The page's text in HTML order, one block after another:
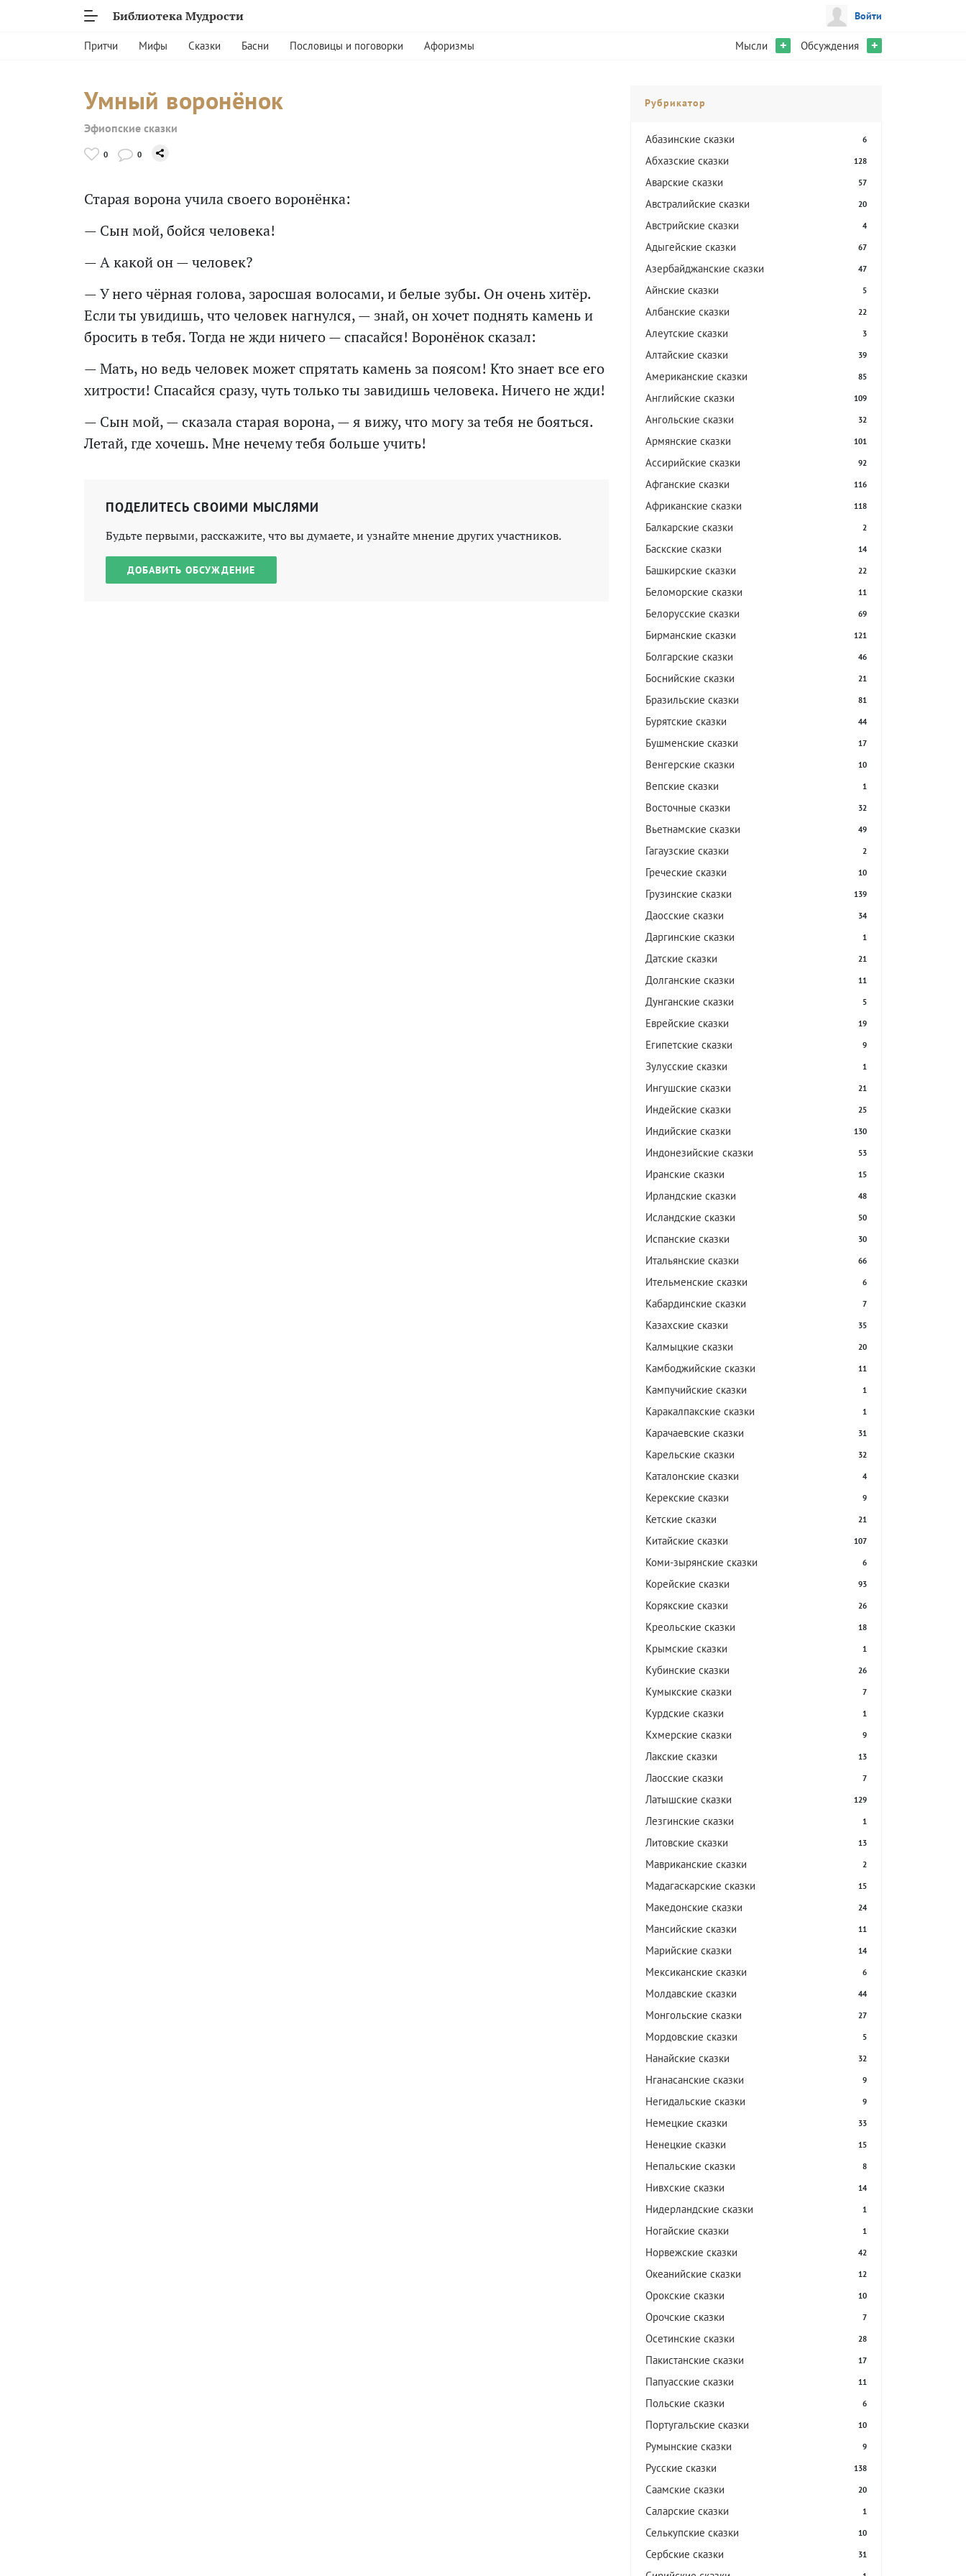
Библиотека Мудрости Войти
Притчи Мифы Сказки Басни Пословицы и поговорки Афоризмы Мысли + Обсуждения +
Умный воронёнок
Эфиопские сказки
0 0
Старая ворона учила своего воронёнка:
— Сын мой, бойся человека!
— А какой он — человек?
— У него чёрная голова, заросшая волосами, и белые зубы. Он очень хитёр.
Если ты увидишь, что человек нагнулся, — знай, он хочет поднять камень и
бросить в тебя. Тогда не жди ничего — спасайся! Воронёнок сказал:
— Мать, но ведь человек может спрятать камень за поясом! Кто знает все его
хитрости! Спасайся сразу, чуть только ты завидишь человека. Ничего не жди!
— Сын мой, — сказала старая ворона, — я вижу, что могу за тебя не бояться.
Летай, где хочешь. Мне нечему тебя больше учить!
ПОДЕЛИТЕСЬ СВОИМИ МЫСЛЯМИ
Будьте первыми, расскажите, что вы думаете, и узнайте мнение других участников.
ДОБАВИТЬ ОБСУЖДЕНИЕ
Рубрикатор
Абазинские сказки 6
Абхазские сказки 128
Аварские сказки 57
Австралийские сказки 20
Австрийские сказки 4
Адыгейские сказки 67
Азербайджанские сказки 47
Айнские сказки 5
Албанские сказки 22
Алеутские сказки 3
Алтайские сказки 39
Американские сказки 85
Английские сказки 109
Ангольские сказки 32
Армянские сказки 101
Ассирийские сказки 92
Афганские сказки 116
Африканские сказки 118
Балкарские сказки 2
Баскские сказки 14
Башкирские сказки 22
Беломорские сказки 11
Белорусские сказки 69
Бирманские сказки 121
Болгарские сказки 46
Боснийские сказки 21
Бразильские сказки 81
Бурятские сказки 44
Бушменские сказки 17
Венгерские сказки 10
Вепские сказки 1
Восточные сказки 32
Вьетнамские сказки 49
Гагаузские сказки 2
Греческие сказки 10
Грузинские сказки 139
Даосские сказки 34
Даргинские сказки 1
Датские сказки 21
Долганские сказки 11
Дунганские сказки 5
Еврейские сказки 19
Египетские сказки 9
Зулусские сказки 1
Ингушские сказки 21
Индейские сказки 25
Индийские сказки 130
Индонезийские сказки 53
Иранские сказки 15
Ирландские сказки 48
Исландские сказки 50
Испанские сказки 30
Итальянские сказки 66
Ительменские сказки 6
Кабардинские сказки 7
Казахские сказки 35
Калмыцкие сказки 20
Камбоджийские сказки 11
Кампучийские сказки 1
Каракалпакские сказки 1
Карачаевские сказки 31
Карельские сказки 32
Каталонские сказки 4
Керекские сказки 9
Кетские сказки 21
Китайские сказки 107
Коми-зырянские сказки 6
Корейские сказки 93
Корякские сказки 26
Креольские сказки 18
Крымские сказки 1
Кубинские сказки 26
Кумыкские сказки 7
Курдские сказки 1
Кхмерские сказки 9
Лакские сказки 13
Лаосские сказки 7
Латышские сказки 129
Лезгинские сказки 1
Литовские сказки 13
Мавриканские сказки 2
Мадагаскарские сказки 15
Македонские сказки 24
Мансийские сказки 11
Марийские сказки 14
Мексиканские сказки 6
Молдавские сказки 44
Монгольские сказки 27
Мордовские сказки 5
Нанайские сказки 32
Нганасанские сказки 9
Негидальские сказки 9
Немецкие сказки 33
Ненецкие сказки 15
Непальские сказки 8
Нивхские сказки 14
Нидерландские сказки 1
Ногайские сказки 1
Норвежские сказки 42
Океанийские сказки 12
Орокские сказки 10
Орочские сказки 7
Осетинские сказки 28
Пакистанские сказки 17
Папуасские сказки 11
Польские сказки 6
Португальские сказки 10
Румынские сказки 9
Русские сказки 138
Саамские сказки 20
Саларские сказки 1
Селькупские сказки 10
Сербские сказки 31